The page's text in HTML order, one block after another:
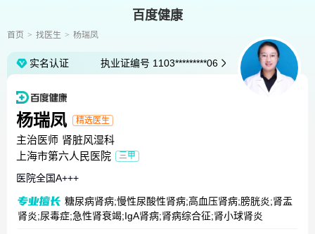
百度健康
首页 找医生 杨瑞凤
实名认证 执业证编号 1103*********06
杨瑞凤 精选医生
主治医师 肾脏风湿科
上海市第六人民医院
三甲
医院全国A+++
糖尿病肾病;慢性尿酸性肾病;高血压肾病;膀胱炎;肾盂
肾炎;尿毒症;急性肾衰竭;IgA肾病;肾病综合征;肾小球肾炎